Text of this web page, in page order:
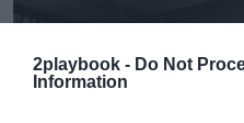
2playbook - Do Not
Information